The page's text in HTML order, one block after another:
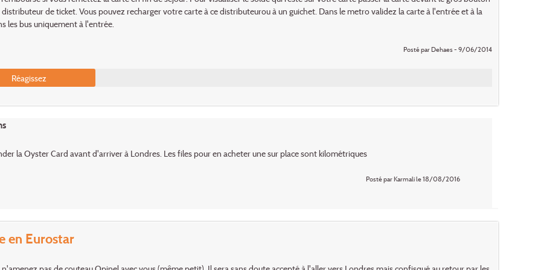
de ticket. Vous pouvez recharger votre carte à ce distributeurou à un guichet. Dans le metro validez la carte à l'entrée et à la
les bus uniquement à l'entrée.
Posté par Dehaes - 9/06/2014
Réagissez
la Oyster Card avant d'arriver à Londres. Les files pour en acheter une sur place sont kilométriques
Posté par Karmali le 18/08/2016
en Eurostar